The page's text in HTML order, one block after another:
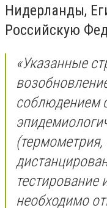
Нидерланды,
Российскую
«Указанные
соблюдением
тестирование
необходимо